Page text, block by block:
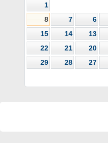
1
6
7
8
13
14
15
20
21
22
27
28
29